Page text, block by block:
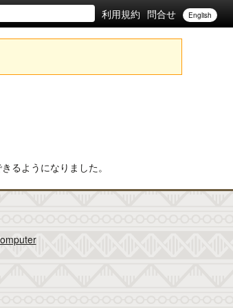
利用規約 問合せ English
るようになりました。